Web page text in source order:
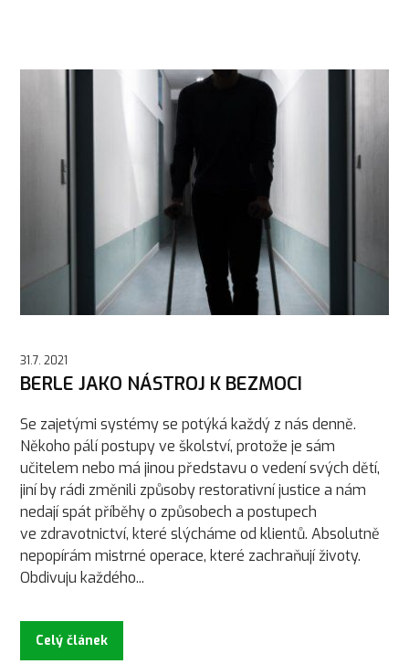
31.7. 2021
BERLE JAKO NÁSTROJ K BEZMOCI
Se zajetými systémy se potýká každý z nás denně.
Někoho pálí postupy ve školství, protože je sám
učitelem nebo má jinou představu o vedení svých dětí,
jiní by rádi změnili způsoby restorativní justice a nám
nedají spát příběhy o způsobech a postupech
ve zdravotnictví, které slýcháme od klientů. Absolutně
nepopírám mistrné operace, které zachraňují životy.
Obdivuju každého...
Celý článek